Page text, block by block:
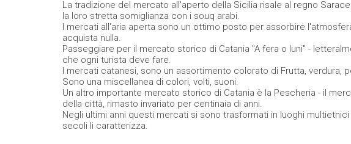
La tradizione del mercato all'aperto della Sicilia risale al regno
la loro stretta somiglianza con i souq arabi.
I mercati all'aria aperta sono un ottimo posto per assorbire
acquista nulla.
Passeggiare per il mercato storico di Catania "A fera o luni" -
che ogni turista deve fare.
I mercati catanesi, sono un assortimento colorato di Frutta, verdura,
Sono una miscellanea di colori, volti, suoni.
Un altro importante mercato storico di Catania è la Pescheria - il
della città, rimasto invariato per centinaia di anni.
Negli ultimi anni questi mercati si sono trasformati in luoghi
secoli li caratterizza.